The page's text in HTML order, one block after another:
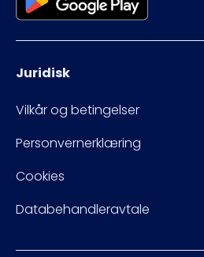
Juridisk
Vilkår og betingelser
Personvernerklæring
Cookies
Databehandleravtale